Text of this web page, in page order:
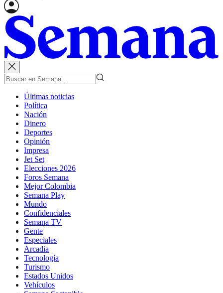
Últimas noticias
Política
Nación
Dinero
Deportes
Opinión
Impresa
Jet Set
Elecciones 2026
Foros Semana
Mejor Colombia
Semana Play
Mundo
Confidenciales
Semana TV
Gente
Especiales
Arcadia
Tecnología
Turismo
Estados Unidos
Vehículos